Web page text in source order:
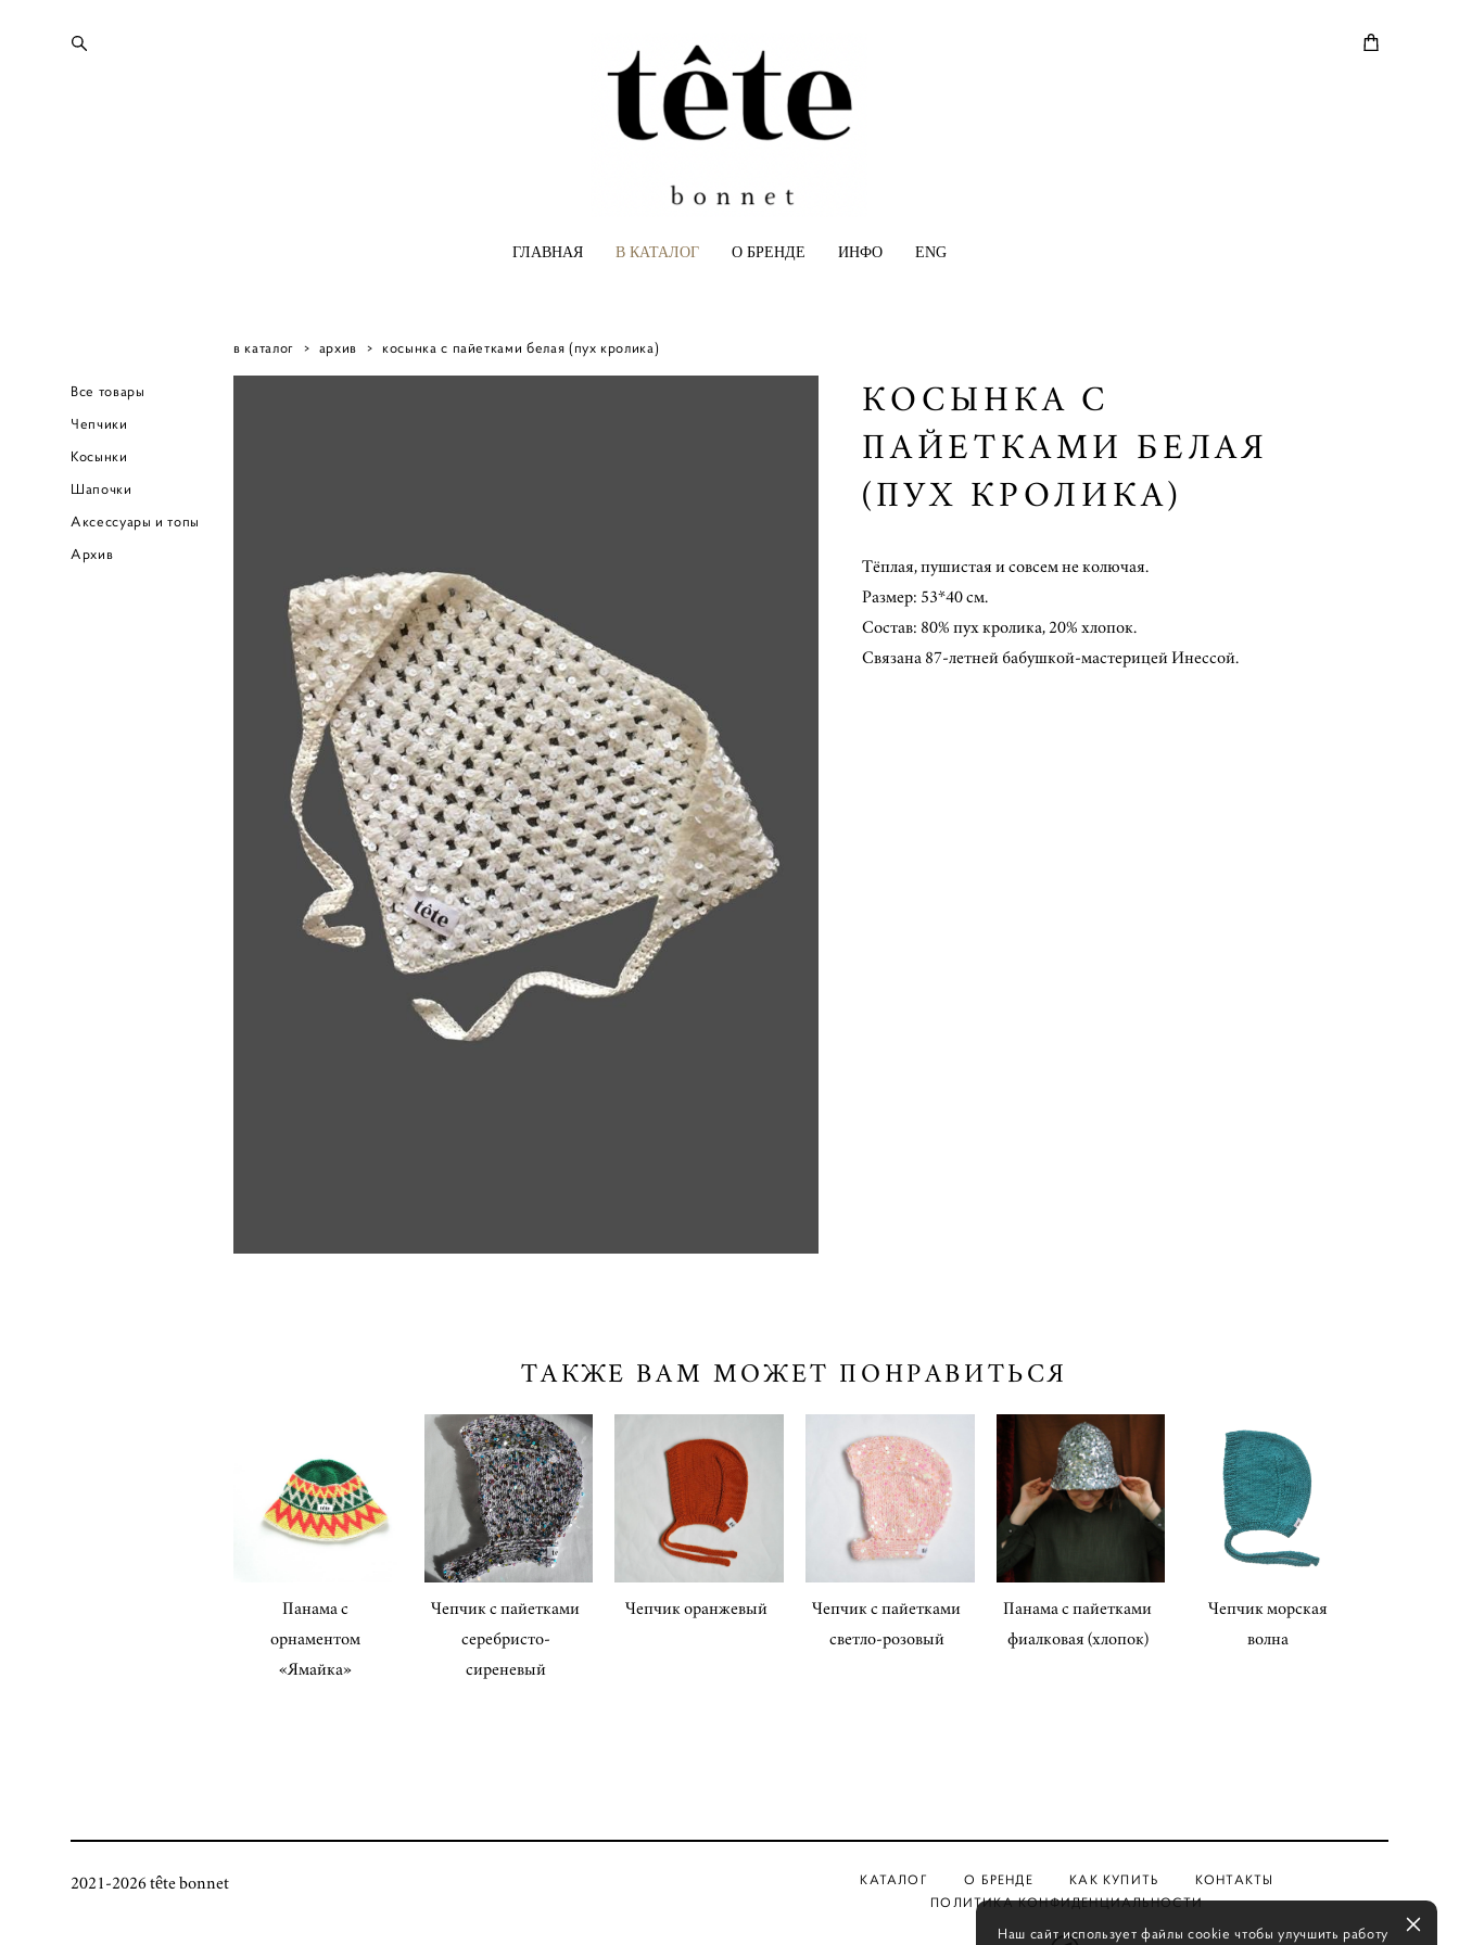
ГЛАВНАЯ В КАТАЛОГ О БРЕНДЕ ИНФО ENG
Все товары
Чепчики
Косынки
Шапочки
Аксессуары и топы
Архив
в каталог > архив > косынка с пайетками белая (пух кролика)
КОСЫНКА С
ПАЙЕТКАМИ БЕЛАЯ
(ПУХ КРОЛИКА)
Тёплая, пушистая и совсем не колючая.
Размер: 53*40 см.
Состав: 80% пух кролика, 20% хлопок.
Связана 87-летней бабушкой-мастерицей Инессой.
ТАКЖЕ ВАМ МОЖЕТ ПОНРАВИТЬСЯ
Панама с
орнаментом
«Ямайка»
Чепчик с пайетками
серебристо-
сиреневый
Чепчик оранжевый
Чепчик с пайетками
светло-розовый
Панама с пайетками
фиалковая (хлопок)
Чепчик морская
волна
2021-2026 tête bonnet КАТАЛОГ О БРЕНДЕ КАК КУПИТЬ
КОНТАКТЫ
ПОЛИТИКА КОНФИДЕНЦИАЛЬНОСТИ
Наш сайт использует файлы cookie чтобы улучшить работу